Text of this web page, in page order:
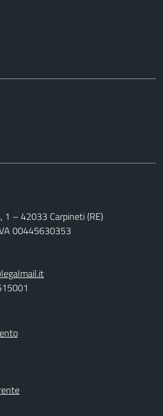
1 – 42033 Carpineti (RE)
00445630353